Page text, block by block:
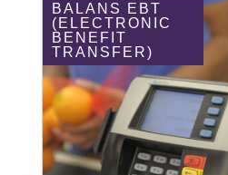
BALANS EBT
(ELECTRONIC
BENEFIT
TRANSFER)